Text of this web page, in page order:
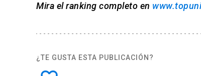
Mira el ranking completo en
¿TE GUSTA ESTA PUBLICACIÓN?